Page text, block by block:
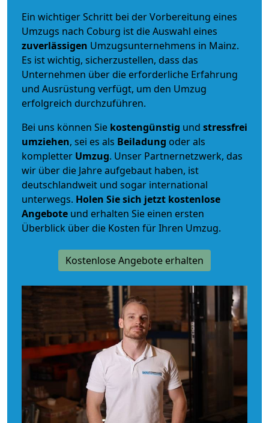
Ein wichtiger Schritt bei der Vorbereitung eines
Umzugs nach Coburg ist die Auswahl eines
zuverlässigen Umzugsunternehmens in Mainz.
Es ist wichtig, sicherzustellen, dass das
Unternehmen über die erforderliche Erfahrung
und Ausrüstung verfügt, um den Umzug
erfolgreich durchzuführen.
Bei uns können Sie kostengünstig und stressfrei
umziehen, sei es als Beiladung oder als
kompletter Umzug. Unser Partnernetzwerk, das
wir über die Jahre aufgebaut haben, ist
deutschlandweit und sogar international
unterwegs. Holen Sie sich jetzt kostenlose
Angebote und erhalten Sie einen ersten
Überblick über die Kosten für Ihren Umzug.
Kostenlose Angebote erhalten